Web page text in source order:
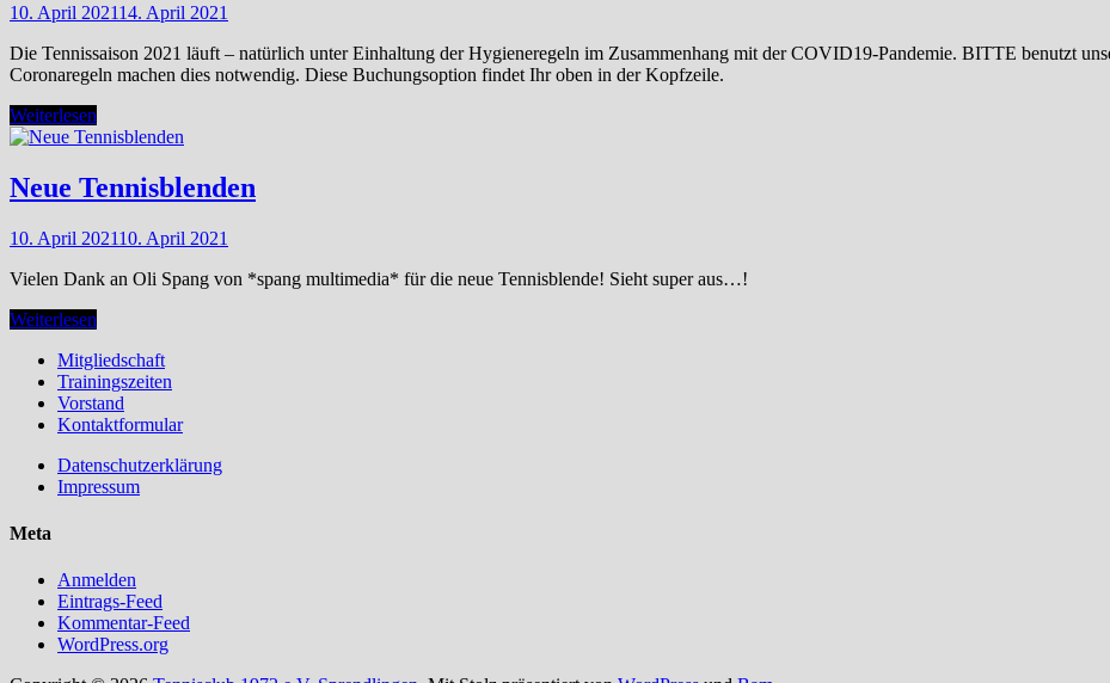
10. April 202114. April 2021
Die Tennissaison 2021 läuft – natürlich unter Einhaltung der Hygieneregeln im Zusammenhang mit der COVID19-Pandemie. BITTE benutzt
Coronaregeln machen dies notwendig. Diese Buchungsoption findet Ihr oben in der Kopfzeile.
Start
der
2021!
Weiterlesen
Neue Tennisblenden
10. April 202110. April 2021
Vielen Dank an Oli Spang von *spang multimedia* für die neue Tennisblende! Sieht super aus…!
Neue
Weiterlesen
Mitgliedschaft
Trainingszeiten
Vorstand
Kontaktformular
Datenschutzerklärung
Impressum
Meta
Anmelden
Eintrags-Feed
Kommentar-Feed
WordPress.org